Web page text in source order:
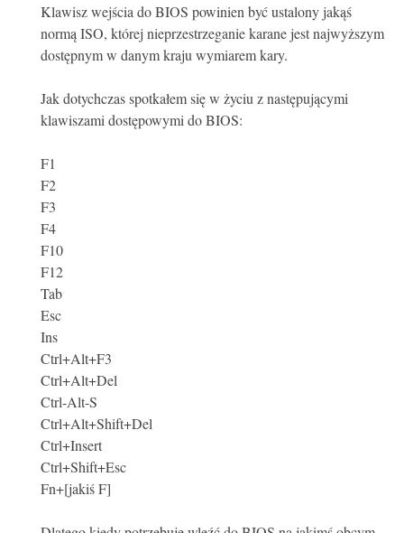
Klawisz wejścia do BIOS powinien być ustalony jakąś
normą ISO, której nieprzestrzeganie karane jest najwyższym
dostępnym w danym kraju wymiarem kary.
Jak dotychczas spotkałem się w życiu z następującymi
klawiszami dostępowymi do BIOS:
F1
F2
F3
F4
F10
F12
Tab
Esc
Ins
Ctrl+Alt+F3
Ctrl+Alt+Del
Ctrl-Alt-S
Ctrl+Alt+Shift+Del
Ctrl+Insert
Ctrl+Shift+Esc
Fn+[jakiś F]